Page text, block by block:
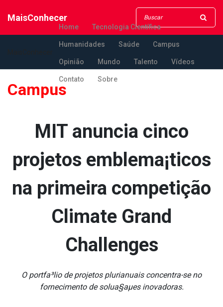
MaisConhecer
Home Tecnologia Científica
Humanidades Saúde Campus
Opinião Mundo Talento Vídeos
Contato Sobre
Campus
MIT anuncia cinco
projetos emblema¡ticos
na primeira competição
Climate Grand
Challenges
O portfa³lio de projetos plurianuais concentra-se no
fornecimento de solua§aµes inovadoras.